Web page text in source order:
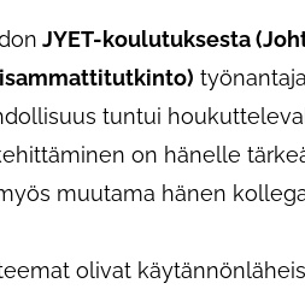
JYET-koulutuksesta
tuntui
on hänelle
muutama hänen
olivat